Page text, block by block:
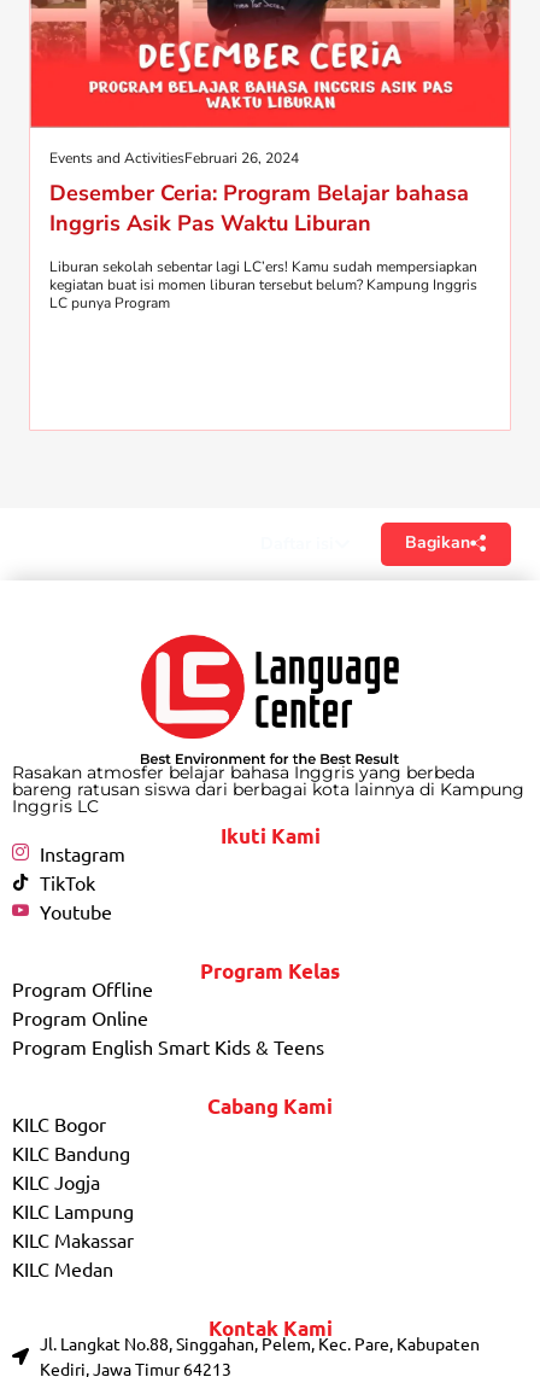
Events and ActivitiesFebruari 26, 2024
Desember Ceria: Program Belajar bahasa
Inggris Asik Pas Waktu Liburan
Liburan sekolah sebentar lagi LC’ers! Kamu sudah mempersiapkan
kegiatan buat isi momen liburan tersebut belum? Kampung Inggris
LC punya Program
Bagikan
Rasakan atmosfer belajar bahasa Inggris yang berbeda
bareng ratusan siswa dari berbagai kota lainnya di Kampung
Inggris LC
Ikuti Kami
Instagram
TikTok
Youtube
Program Kelas
Program Offline
Program Online
Program English Smart Kids & Teens
Cabang Kami
KILC Bogor
KILC Bandung
KILC Jogja
KILC Lampung
KILC Makassar
KILC Medan
Kontak Kami
Jl. Langkat No.88, Singgahan, Pelem, Kec. Pare, Kabupaten
Kediri, Jawa Timur 64213